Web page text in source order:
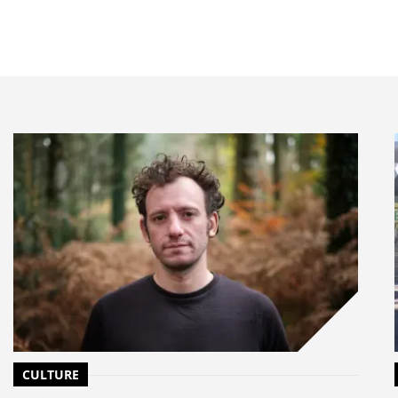
aux normes ESRS (96 %), exigences de la
Les progrès de reporting contrastent avec
massive des plans de transition, l’objectif de
responsable RSE & développement
Ces premiers états de durabilité montrent la capacité des
un défi réglementaire et organisationnel majeur. Même
d’activité. Cependant, les rapports publiés, denses
stratégies climat et les plans de transition. La CSRD a
attention le vrai défi commence maintenant :
concrets de transition et d’adaptation durable.
CULTURE